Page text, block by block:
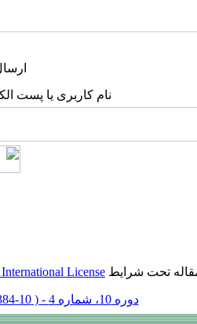
نام کاربری یا پست
تحت شرایط License
دوره 10، شماره 4 - ( 10-1384 )